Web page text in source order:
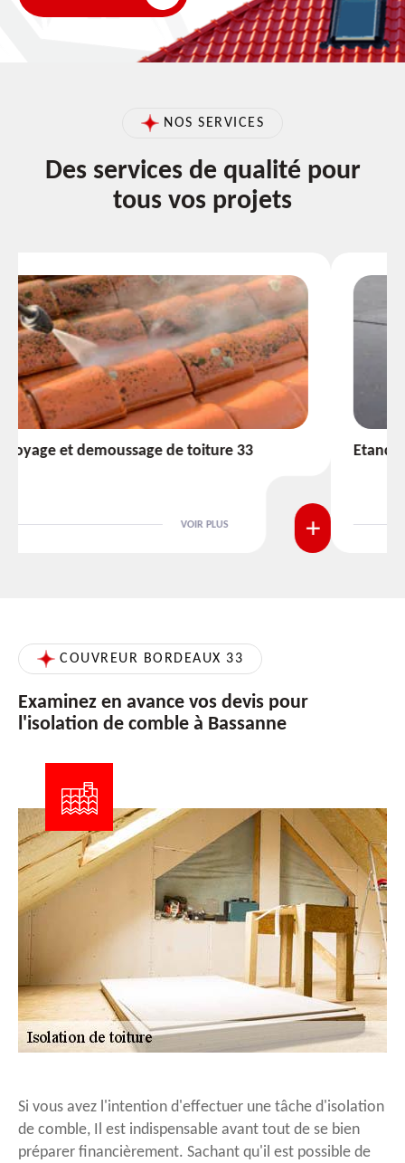
NOS SERVICES
Des services de qualité pour
tous vos projets
Etanchéité toiture 33
COUVREUR BORDEAUX 33
Examinez en avance vos devis pour
l'isolation de comble à Bassanne
Si vous avez l'intention d'effectuer une tâche d'isolation
de comble, Il est indispensable avant tout de se bien
préparer financièrement. Sachant qu'il est possible de